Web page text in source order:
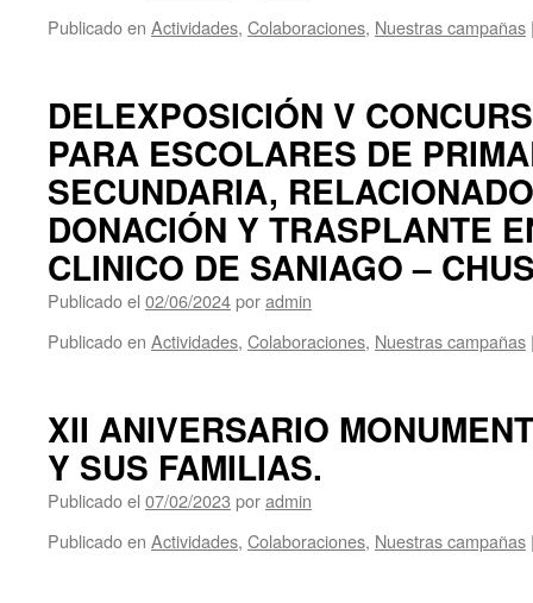
Publicado en Actividades, Colaboraciones, Nuestras campañas
DELEXPOSICIÓN V
PARA ESCOLARES DE
SECUNDARIA,
DONACIÓN Y TRASPLANTE
CLINICO DE SANIAGO –
Publicado el 02/06/2024poradmin
Publicado en Actividades, Colaboraciones, Nuestras campañas
XII ANIVERSARIO
Y SUS FAMILIAS.
Publicado el 07/02/2023 poradmin
Publicado en Actividades, Colaboraciones, Nuestras campañas